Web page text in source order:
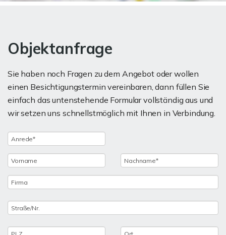
Objektanfrage
Sie haben noch Fragen zu dem Angebot oder wollen
einen Besichtigungstermin vereinbaren, dann füllen Sie
einfach das untenstehende Formular vollständig aus und
wir setzen uns schnellstmöglich mit Ihnen in Verbindung.